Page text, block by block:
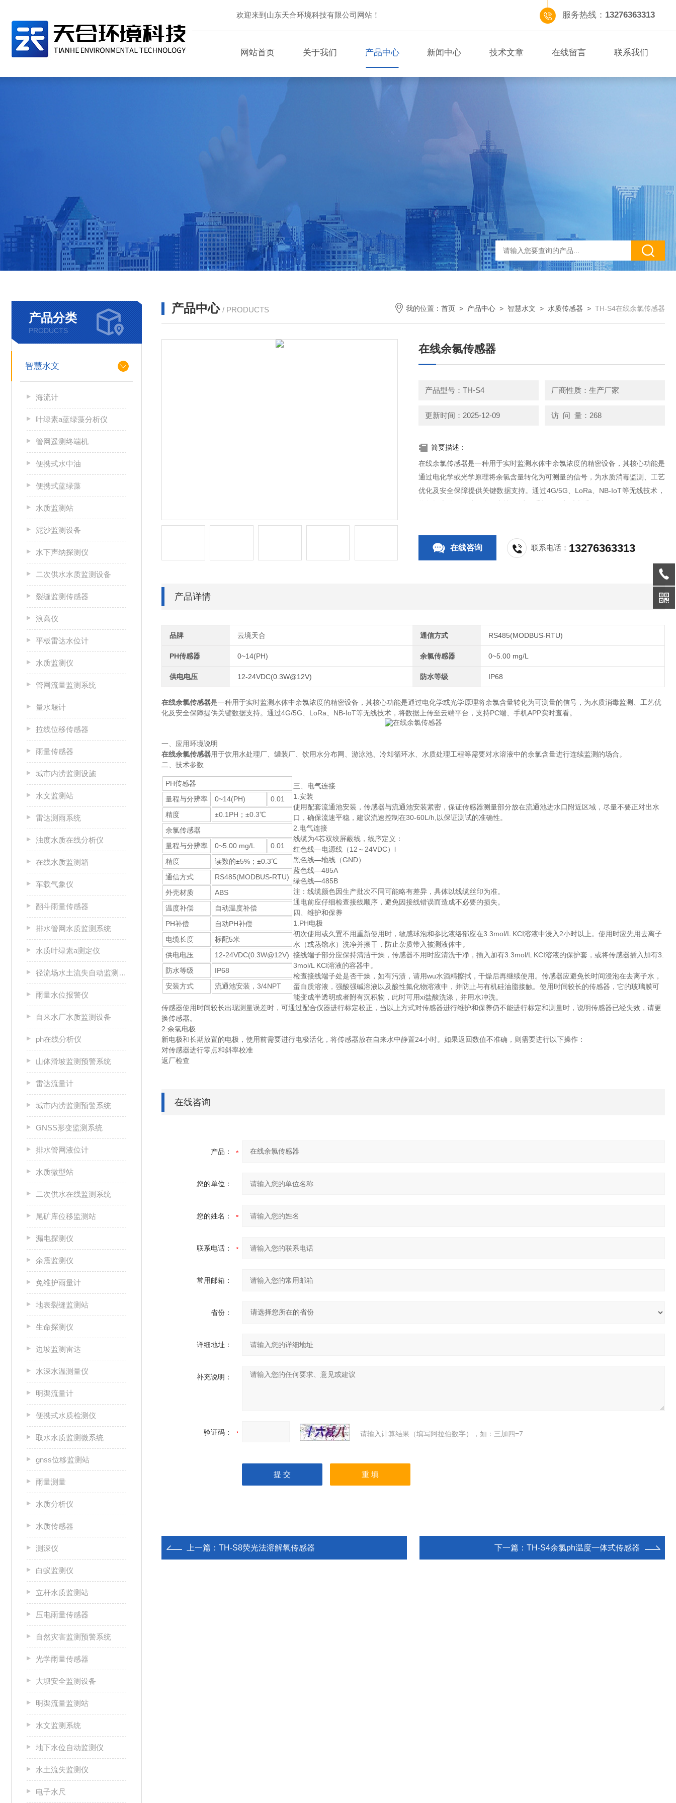
欢迎来到山东天合环境科技有限公司网站！ 服务热线： 13276363313
网站首页 关于我们 产品中心 新闻中心 技术文章 在线留言 联系我们
产品分类
PRODUCTS
智慧水文
海流计
叶绿素a蓝绿藻分析仪
管网遥测终端机
便携式水中油
便携式蓝绿藻
水质监测站
泥沙监测设备
水下声纳探测仪
二次供水水质监测设备
裂缝监测传感器
浪高仪
平板雷达水位计
水质监测仪
管网流量监测系统
量水堰计
拉线位移传感器
雨量传感器
城市内涝监测设施
水文监测站
雷达测雨系统
浊度水质在线分析仪
在线水质监测箱
车载气象仪
翻斗雨量传感器
排水管网水质监测系统
水质叶绿素a测定仪
径流场水土流失自动监测系统
雨量水位报警仪
自来水厂水质监测设备
ph在线分析仪
山体滑坡监测预警系统
雷达流量计
城市内涝监测预警系统
GNSS形变监测系统
排水管网液位计
水质微型站
二次供水在线监测系统
尾矿库位移监测站
漏电探测仪
余震监测仪
免维护雨量计
地表裂缝监测站
生命探测仪
边坡监测雷达
水深水温测量仪
明渠流量计
便携式水质检测仪
取水水质监测微系统
gnss位移监测站
雨量测量
水质分析仪
水质传感器
测深仪
白蚁监测仪
立杆水质监测站
压电雨量传感器
自然灾害监测预警系统
光学雨量传感器
大坝安全监测设备
明渠流量监测站
水文监测系统
地下水位自动监测仪
水土流失监测仪
电子水尺
产品中心 / PRODUCTS 我的位置： 首页 > 产品中心 > 智慧水文 > 水质传感器 > TH-S4在线余氯传感器
在线余氯传感器
产品型号：TH-S4 厂商性质：生产厂家
更新时间：2025-12-09 访 问 量：268
简要描述：
在线余氯传感器是一种用于实时监测水体中余氯浓度的精密设备，其核心功能是
通过电化学或光学原理将余氯含量转化为可测量的信号，为水质消毒监测、工艺
优化及安全保障提供关键数据支持。通过4G/5G、LoRa、NB-IoT等无线技术，
将数据上传至云端平台，支持PC端、手机APP实时查看。
在线咨询 联系电话： 13276363313
产品详情
品牌 云境天合 通信方式 RS485(MODBUS-RTU)
PH传感器 0~14(PH) 余氯传感器 0~5.00 mg/L
供电电压 12-24VDC(0.3W@12V) 防水等级 IP68
在线余氯传感器是一种用于实时监测水体中余氯浓度的精密设备，其核心功能是通过电化学或光学原理将余氯含量转化为可测量的信号，为水质消毒监测、工艺优
化及安全保障提供关键数据支持。通过4G/5G、LoRa、NB-IoT等无线技术，将数据上传至云端平台，支持PC端、手机APP实时查看。
一、应用环境说明
在线余氯传感器用于饮用水处理厂、罐装厂、饮用水分布网、游泳池、冷却循环水、水质处理工程等需要对水溶液中的余氯含量进行连续监测的场合。
二、技术参数
PH传感器
量程与分辨率
0~14(PH)
0.01
精度
±0.1PH；±0.3℃
余氯传感器
量程与分辨率
0~5.00 mg/L
0.01
精度
读数的±5%；±0.3℃
通信方式
RS485(MODBUS-RTU)
外壳材质
ABS
温度补偿
自动温度补偿
PH补偿
自动PH补偿
电缆长度
标配5米
供电电压
12-24VDC(0.3W@12V)
防水等级
IP68
安装方式
流通池安装，3/4NPT
三、电气连接
1.安装
使用配套流通池安装，传感器与流通池安装紧密，保证传感器测量部分放在流通池进水口附近区域，尽量不要正对出水
口，确保流速平稳，建议流速控制在30-60L/h,以保证测试的准确性。
2.电气连接
线缆为4芯双绞屏蔽线，线序定义：
红色线—电源线（12～24VDC）l
黑色线—地线（GND）
蓝色线—485A
绿色线—485B
注：线缆颜色因生产批次不同可能略有差异，具体以线缆丝印为准。
通电前应仔细检查接线顺序，避免因接线错误而造成不必要的损失。
四、维护和保养
1.PH电极
初次使用或久置不用重新使用时，敏感球泡和参比液络部应在3.3mol/L KCI溶液中浸入2小时以上。使用时应先用去离子
水（或蒸馏水）洗净并擦干，防止杂质带入被测液体中。
接线端子部分应保持清洁干燥，传感器不用时应清洗干净，插入加有3.3mol/L KCI溶液的保护套，或将传感器插入加有3.
3mol/L KCI溶液的容器中。
检查接线端子处是否干燥，如有污渍，请用wu水酒精擦拭，干燥后再继续使用。传感器应避免长时间浸泡在去离子水，
蛋白质溶液，强酸强碱溶液以及酸性氟化物溶液中，并防止与有机硅油脂接触。使用时间较长的传感器，它的玻璃膜可
能变成半透明或者附有沉积物，此时可用xi盐酸洗涤，并用水冲洗。
传感器使用时间较长出现测量误差时，可通过配合仪器进行标定校正，当以上方式对传感器进行维护和保养仍不能进行标定和测量时，说明传感器已经失效，请更
换传感器。
2.余氯电极
新电极和长期放置的电极，使用前需要进行电极活化，将传感器放在自来水中静置24小时。如果返回数值不准确，则需要进行以下操作：
对传感器进行零点和斜率校准
返厂检查
在线咨询
产品：
您的单位：
您的姓名：
联系电话：
常用邮箱：
省份：
详细地址：
补充说明：
验证码： 请输入计算结果（填写阿拉伯数字），如：三加四=7
上一篇： TH-S8荧光法溶解氧传感器 下一篇： TH-S4余氯ph温度一体式传感器